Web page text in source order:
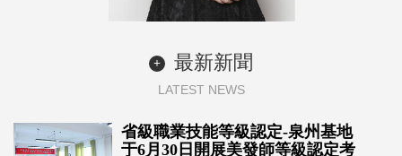
+ 最新新聞
LATEST NEWS
省級職業技能等級認定-泉州基地
于6月30日開展美發師等級認定考